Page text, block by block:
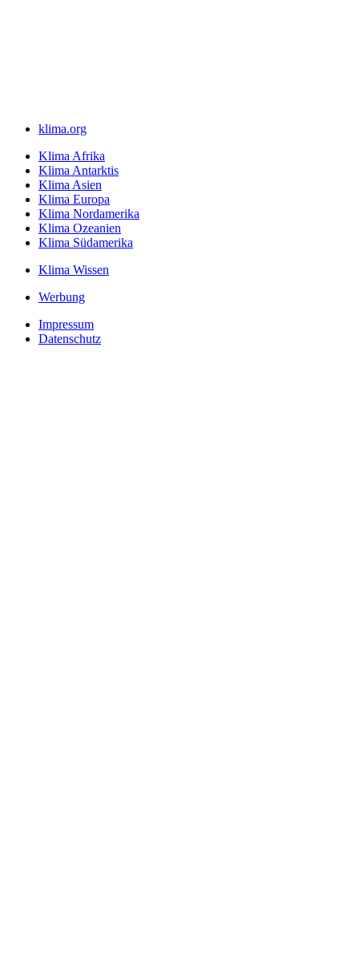
klima.org
Klima Afrika
Klima Antarktis
Klima Asien
Klima Europa
Klima Nordamerika
Klima Ozeanien
Klima Südamerika
Klima Wissen
Werbung
Impressum
Datenschutz